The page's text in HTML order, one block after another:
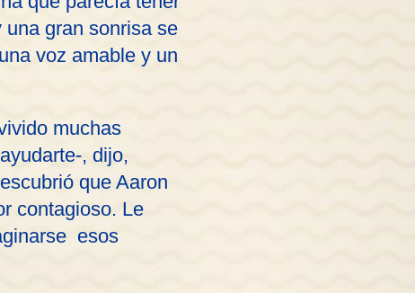
gran sonrisa se
voz amable y un
muchas
, dijo,
que Aaron
contagioso. Le
esos